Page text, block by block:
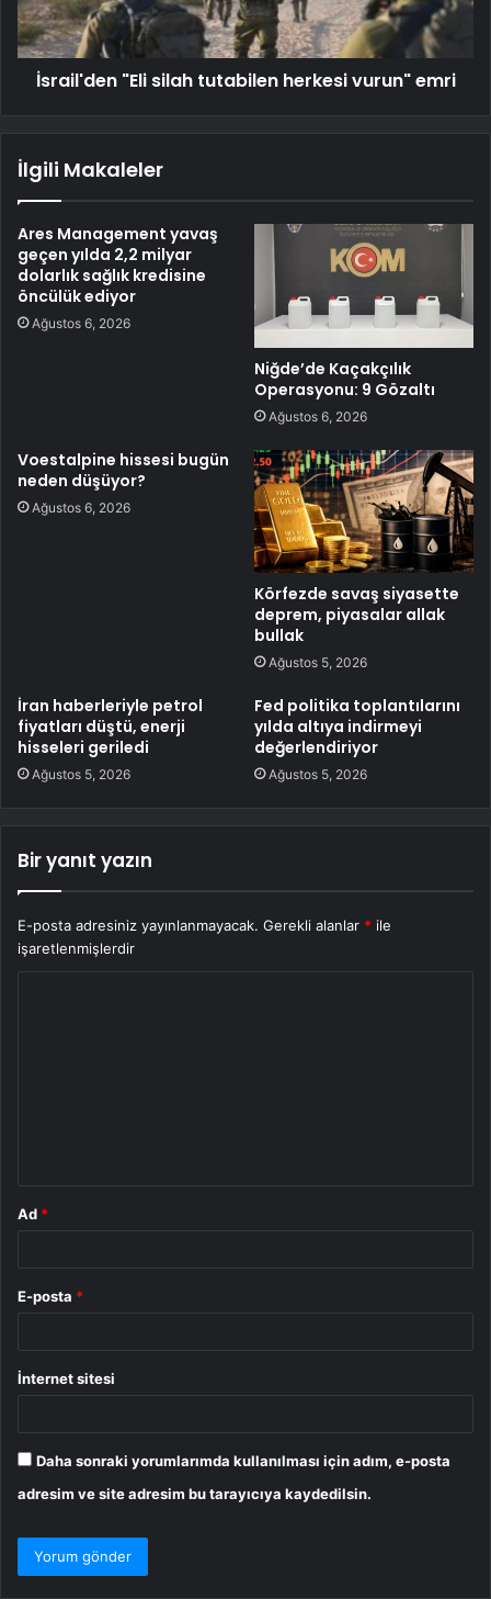
İsrail'den "Eli silah tutabilen herkesi vurun" emri
İlgili Makaleler
Ares Management yavaş
geçen yılda 2,2 milyar
dolarlık sağlık kredisine
öncülük ediyor
Ağustos 6, 2026
Niğde’de Kaçakçılık
Operasyonu: 9 Gözaltı
Ağustos 6, 2026
Voestalpine hissesi bugün
neden düşüyor?
Ağustos 6, 2026
Körfezde savaş siyasette
deprem, piyasalar allak
bullak
Ağustos 5, 2026
İran haberleriyle petrol
fiyatları düştü, enerji
hisseleri geriledi
Ağustos 5, 2026
Fed politika toplantılarını
yılda altıya indirmeyi
değerlendiriyor
Ağustos 5, 2026
Bir yanıt yazın
E-posta adresiniz yayınlanmayacak. Gerekli alanlar * ile
işaretlenmişlerdir
Ad *
E-posta *
İnternet sitesi
Daha sonraki yorumlarımda kullanılması için adım, e-posta
adresim ve site adresim bu tarayıcıya kaydedilsin.